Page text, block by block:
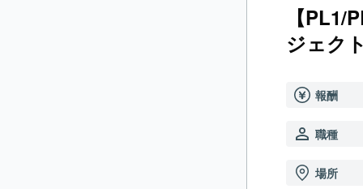
【
ジェク
報酬
職種
場所